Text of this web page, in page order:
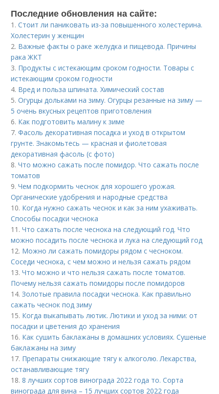
Последние обновления на сайте:
1.Стоит ли паниковать из-за повышенного холестерина.
Холестерин у женщин
2. Важные факты о раке желудка и пищевода. Причины
рака ЖКТ
3. Продукты с истекающим сроком годности. Товары с
истекающим сроком годности
4. Вред и польза шпината. Химический состав
5.Огурцы дольками на зиму. Огурцы резанные на зиму —
5 очень вкусных рецептов приготовления
6. Как подготовить малину к зиме
7.Фасоль декоративная посадка и уход в открытом
грунте. Знакомьтесь — красная и фиолетовая
декоративная фасоль (с фото)
8.Что можно сажать после помидор. Что сажать после
томатов
9.Чем подкормить чеснок для хорошего урожая.
Органические удобрения и народные средства
10. Когда нужно сажать чеснок и как за ним ухаживать.
Способы посадки чеснока
11.Что сажать после чеснока на следующий год. Что
можно посадить после чеснока и лука на следующий год
12. Можно ли сажать помидоры рядом с чесноком.
Соседи чеснока, с чем можно и нельзя сажать рядом
13.Что можно и что нельзя сажать после томатов.
Почему нельзя сажать помидоры после помидоров
14.Золотые правила посадки чеснока. Как правильно
сажать чеснок под зиму
15. Когда выкапывать лютик. Лютики и уход за ними: от
посадки и цветения до хранения
16. Как сушить баклажаны в домашних условиях. Сушеные
баклажаны на зиму
17. Препараты снижающие тягу к алкоголю. Лекарства,
останавливающие тягу
18.8 лучших сортов винограда 2022 года то. Сорта
винограда для вина – 15 лучших сортов 2022 года